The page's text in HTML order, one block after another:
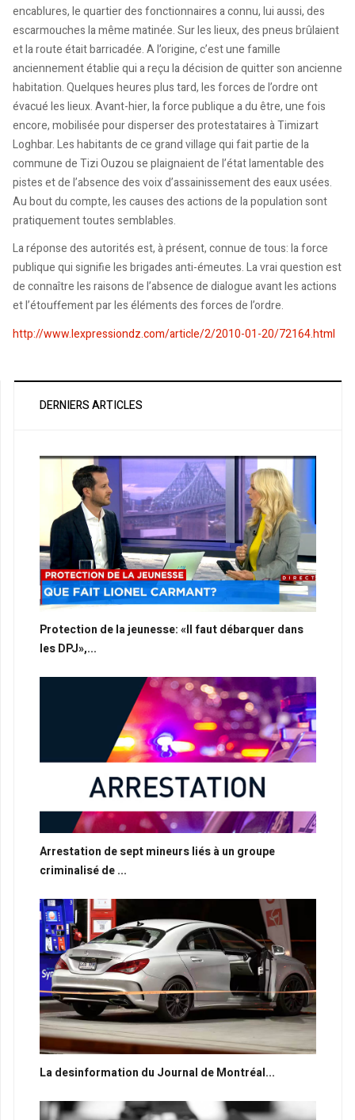
encablures, le quartier des fonctionnaires a connu, lui aussi, des
escarmouches la même matinée. Sur les lieux, des pneus brûlaient
et la route était barricadée. A l’origine, c’est une famille
anciennement établie qui a reçu la décision de quitter son ancienne
habitation. Quelques heures plus tard, les forces de l’ordre ont
évacué les lieux. Avant-hier, la force publique a du être, une fois
encore, mobilisée pour disperser des protestataires à Timizart
Loghbar. Les habitants de ce grand village qui fait partie de la
commune de Tizi Ouzou se plaignaient de l’état lamentable des
pistes et de l’absence des voix d’assainissement des eaux usées.
Au bout du compte, les causes des actions de la population sont
pratiquement toutes semblables.
La réponse des autorités est, à présent, connue de tous: la force
publique qui signifie les brigades anti-émeutes. La vrai question est
de connaître les raisons de l’absence de dialogue avant les actions
et l’étouffement par les éléments des forces de l’ordre.
http://www.lexpressiondz.com/article/2/2010-01-20/72164.html
DERNIERS ARTICLES
Protection de la jeunesse: «Il faut débarquer dans
les DPJ»,...
Arrestation de sept mineurs liés à un groupe
criminalisé de ...
La desinformation du Journal de Montréal...